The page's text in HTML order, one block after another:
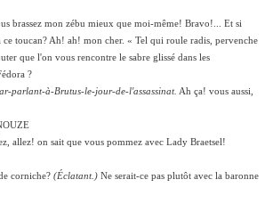
brassez mon zébu mieux que moi-même! Bravo!... Et si
toucan? Ah! ah! mon cher. « Tel qui roule radis, pervenche
que l'on vous rencontre le sabre glissé dans les
?
parlant-à-Brutus-le-jour-de-l'assassinat. Ah ça! vous aussi,
allez! on sait que vous pommez avec Lady Braetsel!
corniche? (Éclatant.) Ne serait-ce pas plutôt avec la baronne